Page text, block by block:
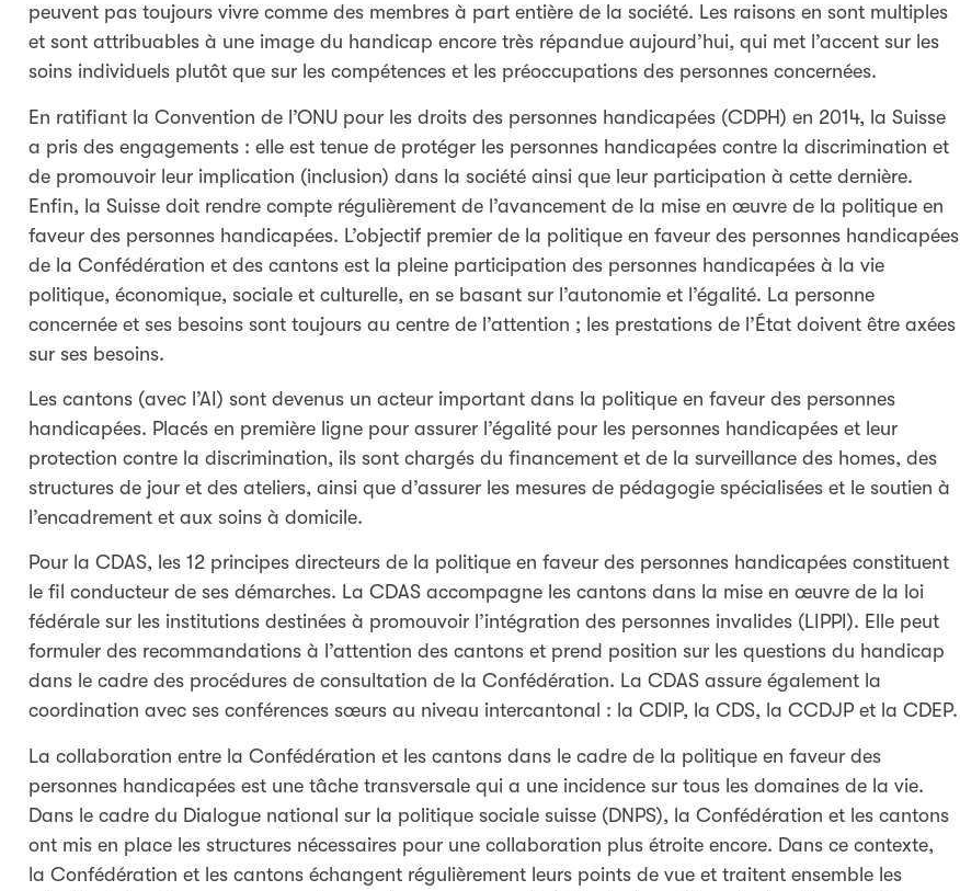
peuvent pas toujours vivre comme des membres à part entière de la société. Les raisons en sont multiples
et sont attribuables à une image du handicap encore très répandue aujourd’hui, qui met l’accent sur les
soins individuels plutôt que sur les compétences et les préoccupations des personnes concernées.
En ratifiant la Convention de l’ONU pour les droits des personnes handicapées (CDPH) en 2014, la Suisse
a pris des engagements : elle est tenue de protéger les personnes handicapées contre la discrimination et
de promouvoir leur implication (inclusion) dans la société ainsi que leur participation à cette dernière.
Enfin, la Suisse doit rendre compte régulièrement de l’avancement de la mise en œuvre de la politique en
faveur des personnes handicapées. L’objectif premier de la politique en faveur des personnes handicapées
de la Confédération et des cantons est la pleine participation des personnes handicapées à la vie
politique, économique, sociale et culturelle, en se basant sur l’autonomie et l’égalité. La personne
concernée et ses besoins sont toujours au centre de l’attention ; les prestations de l’État doivent être axées
sur ses besoins.
Les cantons (avec l’AI) sont devenus un acteur important dans la politique en faveur des personnes
handicapées. Placés en première ligne pour assurer l’égalité pour les personnes handicapées et leur
protection contre la discrimination, ils sont chargés du financement et de la surveillance des homes, des
structures de jour et des ateliers, ainsi que d’assurer les mesures de pédagogie spécialisées et le soutien à
l’encadrement et aux soins à domicile.
Pour la CDAS, les 12 principes directeurs de la politique en faveur des personnes handicapées constituent
le fil conducteur de ses démarches. La CDAS accompagne les cantons dans la mise en œuvre de la loi
fédérale sur les institutions destinées à promouvoir l’intégration des personnes invalides (LIPPI). Elle peut
formuler des recommandations à l’attention des cantons et prend position sur les questions du handicap
dans le cadre des procédures de consultation de la Confédération. La CDAS assure également la
coordination avec ses conférences sœurs au niveau intercantonal : la CDIP, la CDS, la CCDJP et la CDEP.
La collaboration entre la Confédération et les cantons dans le cadre de la politique en faveur des
personnes handicapées est une tâche transversale qui a une incidence sur tous les domaines de la vie.
Dans le cadre du Dialogue national sur la politique sociale suisse (DNPS), la Confédération et les cantons
ont mis en place les structures nécessaires pour une collaboration plus étroite encore. Dans ce contexte,
la Confédération et les cantons échangent régulièrement leurs points de vue et traitent ensemble les